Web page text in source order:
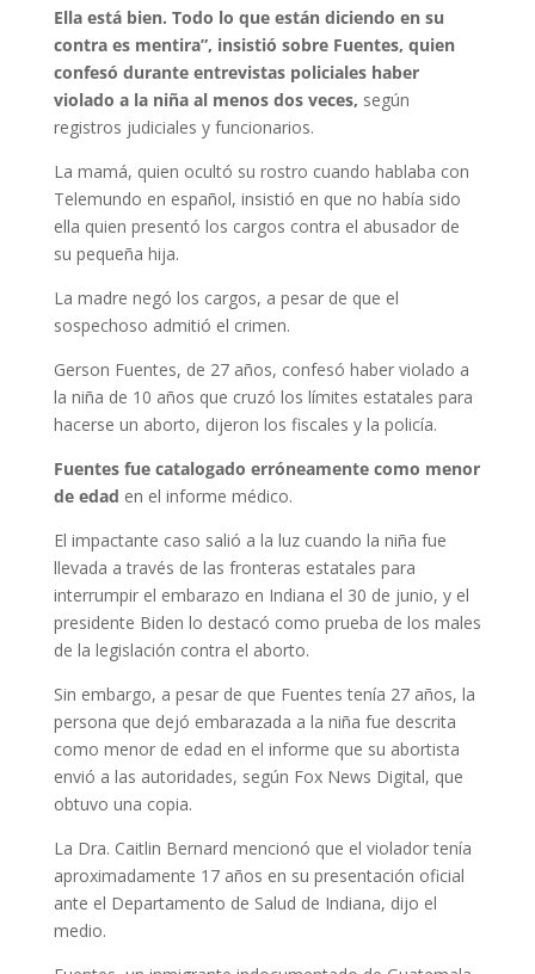
Ella está bien. Todo lo que están diciendo en su
contra es mentira”, insistió sobre Fuentes, quien
confesó durante entrevistas policiales haber
violado a la niña al menos dos veces, según
registros judiciales y funcionarios.
La mamá, quien ocultó su rostro cuando hablaba con
Telemundo en español, insistió en que no había sido
ella quien presentó los cargos contra el abusador de
su pequeña hija.
La madre negó los cargos, a pesar de que el
sospechoso admitió el crimen.
Gerson Fuentes, de 27 años, confesó haber violado a
la niña de 10 años que cruzó los límites estatales para
hacerse un aborto, dijeron los fiscales y la policía.
Fuentes fue catalogado erróneamente como menor
de edad en el informe médico.
El impactante caso salió a la luz cuando la niña fue
llevada a través de las fronteras estatales para
interrumpir el embarazo en Indiana el 30 de junio, y el
presidente Biden lo destacó como prueba de los males
de la legislación contra el aborto.
Sin embargo, a pesar de que Fuentes tenía 27 años, la
persona que dejó embarazada a la niña fue descrita
como menor de edad en el informe que su abortista
envió a las autoridades, según Fox News Digital, que
obtuvo una copia.
La Dra. Caitlin Bernard mencionó que el violador tenía
aproximadamente 17 años en su presentación oficial
ante el Departamento de Salud de Indiana, dijo el
medio.